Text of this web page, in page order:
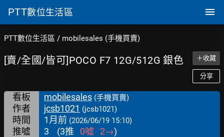
PTT數位生活區
PTT數位生活區 / mobilesales (手機買賣)
[賣/全國/皆可]POCO F7 12G/512G 銀色 ＋收藏
分享
看板 mobilesales (手機買賣)
作者 jcsb1021 (jcsb1021)
時間 1月前 (2026/06/19 15:10)
推噓 3 (3推 0噓 2→)